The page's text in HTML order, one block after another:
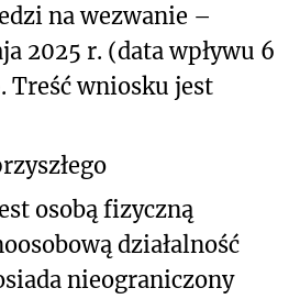
na wezwanie –
2025 r. (data wpływu 6
Treść wniosku jest
osobą fizyczną
działalność
nieograniczony